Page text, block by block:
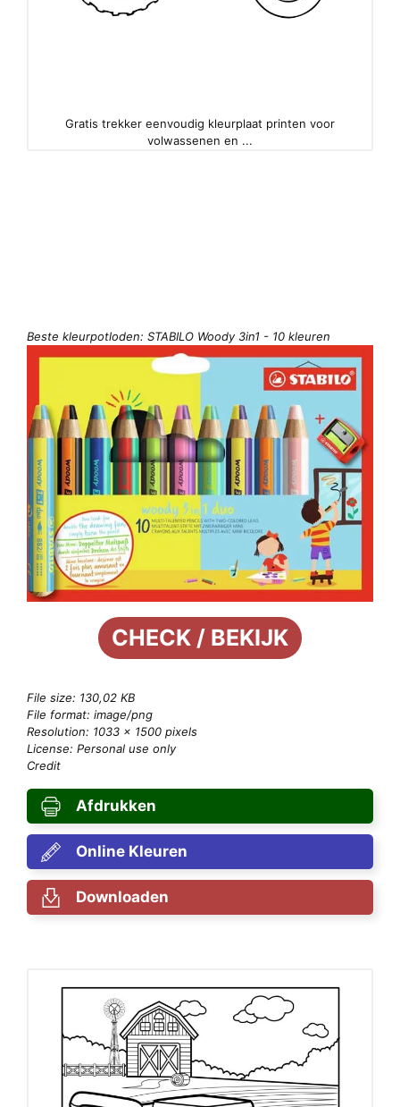
Gratis trekker eenvoudig kleurplaat printen voor
volwassenen en ...
Beste kleurpotloden: STABILO Woody 3in1 - 10 kleuren
CHECK / BEKIJK
File size: 130,02 KB
File format: image/png
Resolution: 1033 × 1500 pixels
License: Personal use only
Credit
Afdrukken
Online Kleuren
Downloaden